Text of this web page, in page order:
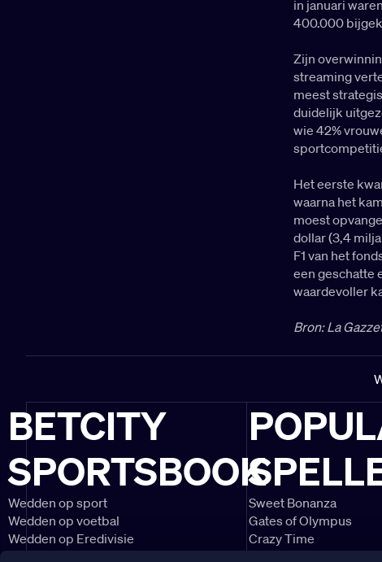
in januari
400.000
Zijn
streaming
meest
duidelijk
wie 42%
Het eerste
waarna het
moest
dollar (3,4
F1 van het
een geschatte
waardevoller
Bron: La
BETCITY
SPORTSBOOK
Wedden op sport
Wedden op voetbal
Wedden op Eredivisie
Wedden op Ajax
Sweet Bonanza
Gates of Olympus
Crazy Time
Lightning Roulette